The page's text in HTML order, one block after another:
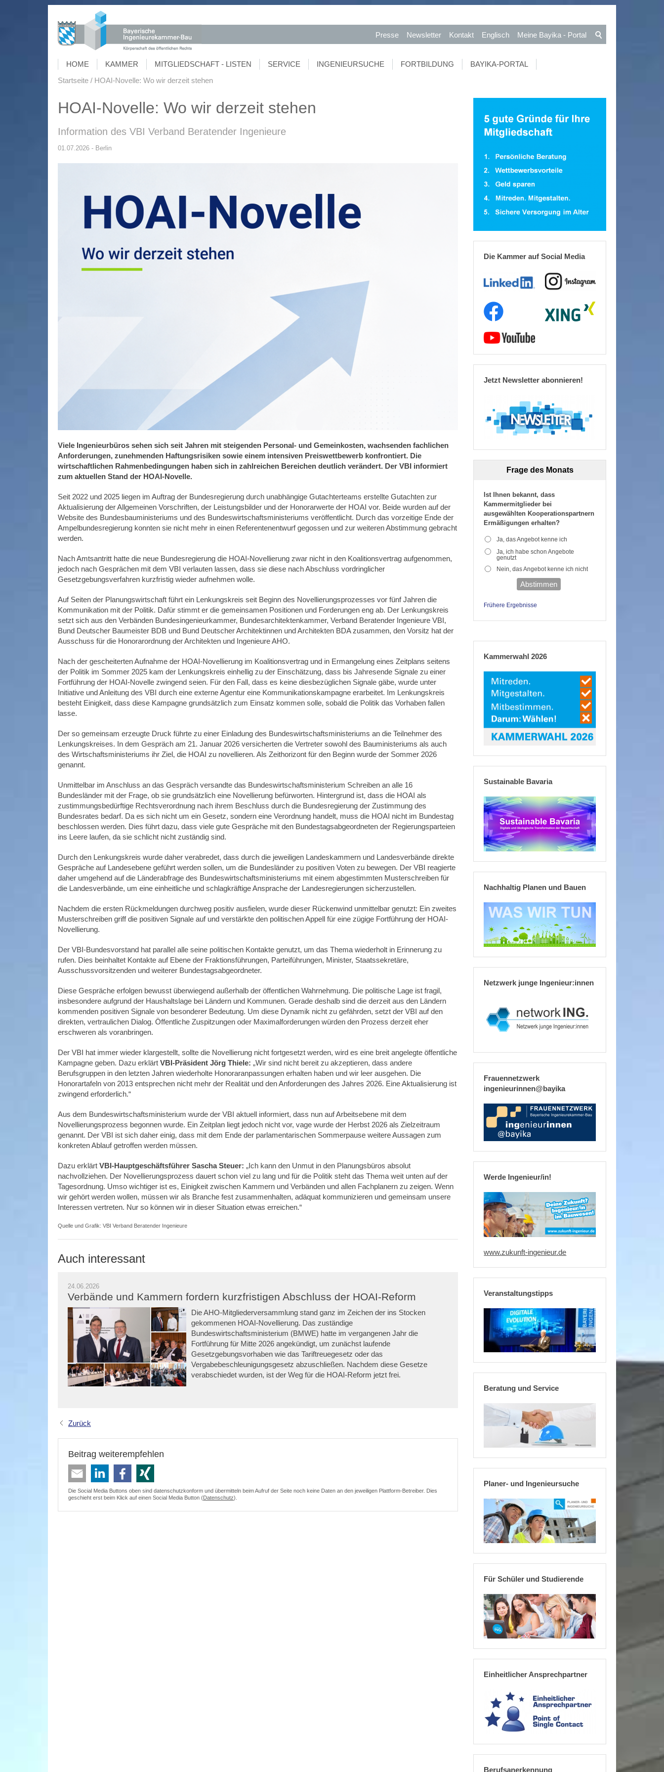
Presse Newsletter Kontakt Englisch Meine Bayika - Portal
HOME KAMMER MITGLIEDSCHAFT - LISTEN SERVICE INGENIEURSUCHE FORTBILDUNG
BAYIKA-PORTAL
Startseite
HOAI-Novelle: Wo wir derzeit stehen
HOAI-Novelle: Wo wir derzeit stehen
Information des VBI Verband Beratender Ingenieure
01.07.2026 - Berlin
Viele Ingenieurbüros sehen sich seit Jahren mit steigenden Personal- und Gemeinkosten, wachsenden fachlichen
Anforderungen, zunehmenden Haftungsrisiken sowie einem intensiven Preiswettbewerb konfrontiert. Die
wirtschaftlichen Rahmenbedingungen haben sich in zahlreichen Bereichen deutlich verändert. Der VBI informiert
zum aktuellen Stand der HOAI-Novelle.
Seit 2022 und 2025 liegen im Auftrag der Bundesregierung durch unabhängige Gutachterteams erstellte Gutachten zur
Aktualisierung der Allgemeinen Vorschriften, der Leistungsbilder und der Honorarwerte der HOAI vor. Beide wurden auf der
Website des Bundesbauministeriums und des Bundeswirtschaftsministeriums veröffentlicht. Durch das vorzeitige Ende der
Ampelbundesregierung konnten sie nicht mehr in einen Referentenentwurf gegossen und zur weiteren Abstimmung gebracht
werden.
Nach Amtsantritt hatte die neue Bundesregierung die HOAI-Novellierung zwar nicht in den Koalitionsvertrag aufgenommen,
jedoch nach Gesprächen mit dem VBI verlauten lassen, dass sie diese nach Abschluss vordringlicher
Gesetzgebungsverfahren kurzfristig wieder aufnehmen wolle.
Auf Seiten der Planungswirtschaft führt ein Lenkungskreis seit Beginn des Novellierungsprozesses vor fünf Jahren die
Kommunikation mit der Politik. Dafür stimmt er die gemeinsamen Positionen und Forderungen eng ab. Der Lenkungskreis
setzt sich aus den Verbänden Bundesingenieurkammer, Bundesarchitektenkammer, Verband Beratender Ingenieure VBI,
Bund Deutscher Baumeister BDB und Bund Deutscher Architektinnen und Architekten BDA zusammen, den Vorsitz hat der
Ausschuss für die Honorarordnung der Architekten und Ingenieure AHO.
Nach der gescheiterten Aufnahme der HOAI-Novellierung im Koalitionsvertrag und in Ermangelung eines Zeitplans seitens
der Politik im Sommer 2025 kam der Lenkungskreis einhellig zu der Einschätzung, dass bis Jahresende Signale zu einer
Fortführung der HOAI-Novelle zwingend seien. Für den Fall, dass es keine diesbezüglichen Signale gäbe, wurde unter
Initiative und Anleitung des VBI durch eine externe Agentur eine Kommunikationskampagne erarbeitet. Im Lenkungskreis
besteht Einigkeit, dass diese Kampagne grundsätzlich zum Einsatz kommen solle, sobald die Politik das Vorhaben fallen
lasse.
Der so gemeinsam erzeugte Druck führte zu einer Einladung des Bundeswirtschaftsministeriums an die Teilnehmer des
Lenkungskreises. In dem Gespräch am 21. Januar 2026 versicherten die Vertreter sowohl des Bauministeriums als auch
des Wirtschaftsministeriums ihr Ziel, die HOAI zu novellieren. Als Zeithorizont für den Beginn wurde der Sommer 2026
genannt.
Unmittelbar im Anschluss an das Gespräch versandte das Bundeswirtschaftsministerium Schreiben an alle 16
Bundesländer mit der Frage, ob sie grundsätzlich eine Novellierung befürworten. Hintergrund ist, dass die HOAI als
zustimmungsbedürftige Rechtsverordnung nach ihrem Beschluss durch die Bundesregierung der Zustimmung des
Bundesrates bedarf. Da es sich nicht um ein Gesetz, sondern eine Verordnung handelt, muss die HOAI nicht im Bundestag
beschlossen werden. Dies führt dazu, dass viele gute Gespräche mit den Bundestagsabgeordneten der Regierungsparteien
ins Leere laufen, da sie schlicht nicht zuständig sind.
Durch den Lenkungskreis wurde daher verabredet, dass durch die jeweiligen Landeskammern und Landesverbände direkte
Gespräche auf Landesebene geführt werden sollen, um die Bundesländer zu positiven Voten zu bewegen. Der VBI reagierte
daher umgehend auf die Länderabfrage des Bundeswirtschaftsministeriums mit einem abgestimmten Musterschreiben für
die Landesverbände, um eine einheitliche und schlagkräftige Ansprache der Landesregierungen sicherzustellen.
Nachdem die ersten Rückmeldungen durchweg positiv ausfielen, wurde dieser Rückenwind unmittelbar genutzt: Ein zweites
Musterschreiben griff die positiven Signale auf und verstärkte den politischen Appell für eine zügige Fortführung der HOAI-
Novellierung.
Der VBI-Bundesvorstand hat parallel alle seine politischen Kontakte genutzt, um das Thema wiederholt in Erinnerung zu
rufen. Dies beinhaltet Kontakte auf Ebene der Fraktionsführungen, Parteiführungen, Minister, Staatssekretäre,
Ausschussvorsitzenden und weiterer Bundestagsabgeordneter.
Diese Gespräche erfolgen bewusst überwiegend außerhalb der öffentlichen Wahrnehmung. Die politische Lage ist fragil,
insbesondere aufgrund der Haushaltslage bei Ländern und Kommunen. Gerade deshalb sind die derzeit aus den Ländern
kommenden positiven Signale von besonderer Bedeutung. Um diese Dynamik nicht zu gefährden, setzt der VBI auf den
direkten, vertraulichen Dialog. Öffentliche Zuspitzungen oder Maximalforderungen würden den Prozess derzeit eher
erschweren als voranbringen.
Der VBI hat immer wieder klargestellt, sollte die Novellierung nicht fortgesetzt werden, wird es eine breit angelegte öffentliche
Kampagne geben. Dazu erklärt VBI-Präsident Jörg Thiele: „Wir sind nicht bereit zu akzeptieren, dass andere
Berufsgruppen in den letzten Jahren wiederholte Honoraranpassungen erhalten haben und wir leer ausgehen. Die
Honorartafeln von 2013 entsprechen nicht mehr der Realität und den Anforderungen des Jahres 2026. Eine Aktualisierung ist
zwingend erforderlich.“
Aus dem Bundeswirtschaftsministerium wurde der VBI aktuell informiert, dass nun auf Arbeitsebene mit dem
Novellierungsprozess begonnen wurde. Ein Zeitplan liegt jedoch nicht vor, vage wurde der Herbst 2026 als Zielzeitraum
genannt. Der VBI ist sich daher einig, dass mit dem Ende der parlamentarischen Sommerpause weitere Aussagen zum
konkreten Ablauf getroffen werden müssen.
Dazu erklärt VBI-Hauptgeschäftsführer Sascha Steuer: „Ich kann den Unmut in den Planungsbüros absolut
nachvollziehen. Der Novellierungsprozess dauert schon viel zu lang und für die Politik steht das Thema weit unten auf der
Tagesordnung. Umso wichtiger ist es, Einigkeit zwischen Kammern und Verbänden und allen Fachplanern zu zeigen. Wenn
wir gehört werden wollen, müssen wir als Branche fest zusammenhalten, adäquat kommunizieren und gemeinsam unsere
Interessen vertreten. Nur so können wir in dieser Situation etwas erreichen.“
Quelle und Grafik: VBI Verband Beratender Ingenieure
Auch interessant
24.06.2026
Verbände und Kammern fordern kurzfristigen Abschluss der HOAI-Reform
Die AHO-Mitgliederversammlung stand ganz im Zeichen der ins Stocken
gekommenen HOAI-Novellierung. Das zuständige
Bundeswirtschaftsministerium (BMWE) hatte im vergangenen Jahr die
Fortführung für Mitte 2026 angekündigt, um zunächst laufende
Gesetzgebungsvorhaben wie das Tariftreuegesetz oder das
Vergabebeschleunigungsgesetz abzuschließen. Nachdem diese Gesetze
verabschiedet wurden, ist der Weg für die HOAI-Reform jetzt frei.
Zurück
Beitrag weiterempfehlen
Die Social Media Buttons oben sind datenschutzkonform und übermitteln beim Aufruf der Seite noch keine Daten an den jeweiligen Plattform-Betreiber. Dies
geschieht erst beim Klick auf einen Social Media Button (Datenschutz).
Die Kammer auf Social Media
Jetzt Newsletter abonnieren!
Frage des Monats
Ist Ihnen bekannt, dass
Kammermitglieder bei
ausgewählten Kooperationspartnern
Ermäßigungen erhalten?
Ja, das Angebot kenne ich
Ja, ich habe schon Angebote
genutzt
Nein, das Angebot kenne ich nicht
Abstimmen
Frühere Ergebnisse
Kammerwahl 2026
Sustainable Bavaria
Nachhaltig Planen und Bauen
Netzwerk junge Ingenieur:innen
Frauennetzwerk
ingenieurinnen@bayika
Werde Ingenieur/in!
www.zukunft-ingenieur.de
Veranstaltungstipps
Beratung und Service
Planer- und Ingenieursuche
Für Schüler und Studierende
Einheitlicher Ansprechpartner
Berufsanerkennung